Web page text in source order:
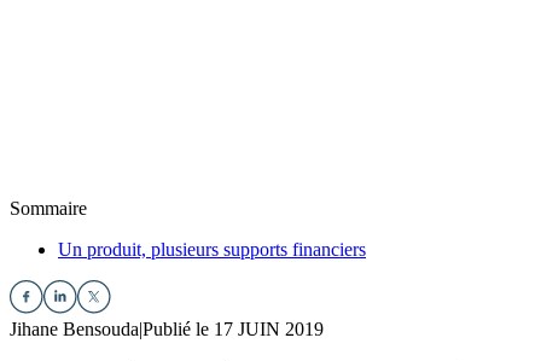
Sommaire
Un produit, plusieurs supports financiers
Jihane Bensouda|Publié le 17 JUIN 2019